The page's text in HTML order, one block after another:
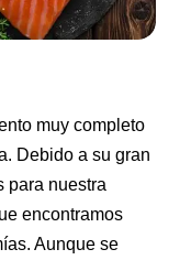
muy completo
Debido a su gran
para nuestra
encontramos
Aunque se